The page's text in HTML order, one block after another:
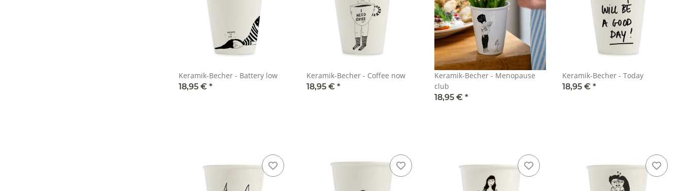
Keramik-Becher - Battery low
18,95 € *
Keramik-Becher - Coffee now
18,95 € *
Keramik-Becher - Menopause
club
18,95 € *
Keramik-Becher - Today
18,95 € *